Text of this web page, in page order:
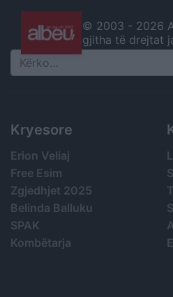
© 2003 - 2026
gjitha të drejtat
Search
Kryesore
Erion Veliaj
Free Esim
Zgjedhjet 2025
Belinda Balluku
SPAK
Kombëtarja